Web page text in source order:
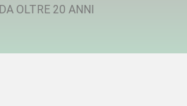
OLTRE 20 ANNI